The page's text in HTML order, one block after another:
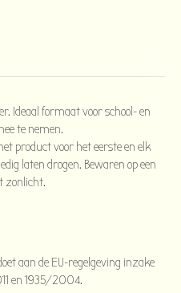
Ideaal formaat voor school- en
te nemen.
product voor het eerste en elk
laten drogen. Bewaren op een
zonlicht.
aan de EU-regelgeving inzake
en 1935/2004.